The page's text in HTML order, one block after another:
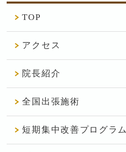
TOP
アクセス
院長紹介
全国出張施術
短期集中改善プログラム